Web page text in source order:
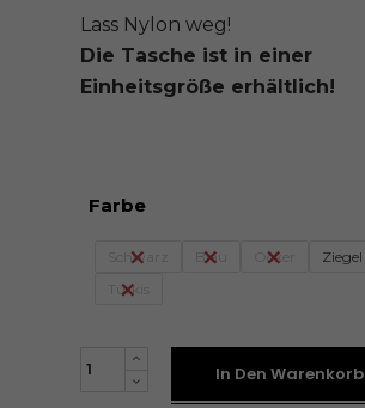
Lass Nylon weg!
Die Tasche ist in einer
Einheitsgröße erhältlich!
Farbe
Schwarz Blau Ocker
Ziegel
Türkis
SZATYOR
quantity
In Den Warenkorb